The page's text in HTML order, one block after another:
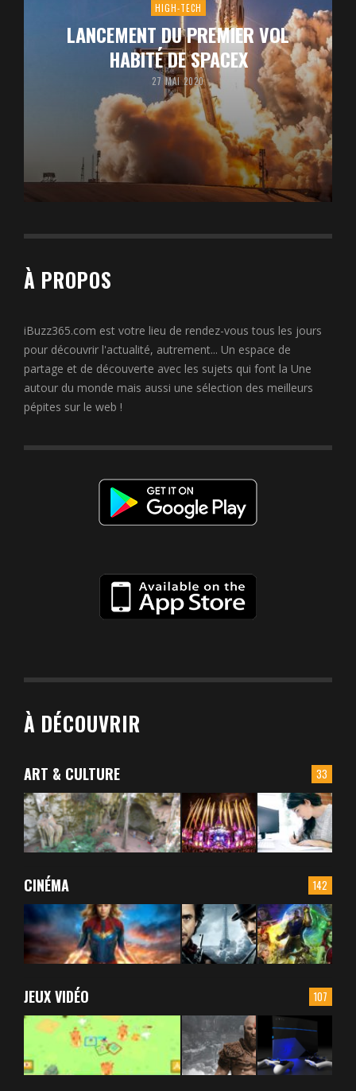
HIGH-TECH
LANCEMENT DU PREMIER VOL
HABITÉ DE SPACEX
27 MAI 2020
À PROPOS
iBuzz365.com est votre lieu de rendez-vous tous les jours
pour découvrir l'actualité, autrement... Un espace de
partage et de découverte avec les sujets qui font la Une
autour du monde mais aussi une sélection des meilleurs
pépites sur le web !
À DÉCOUVRIR
33
ART & CULTURE
142
CINÉMA
107
JEUX VIDÉO